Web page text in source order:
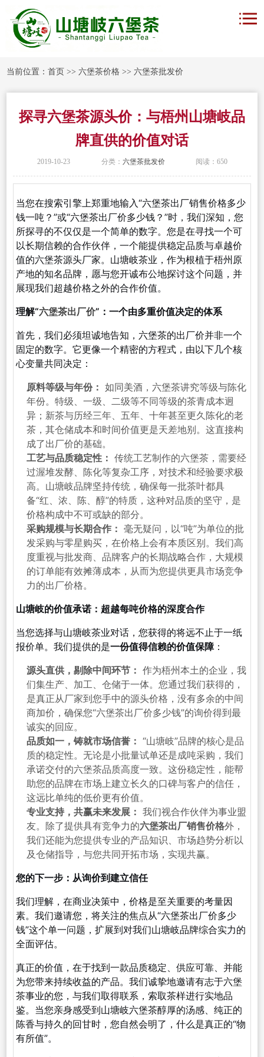
当前位置：首页 >>六堡茶价格 >>六堡茶批发价
探寻六堡茶源头价：与梧州山塘岐品
牌直供的价值对话
2019-10-23 分类： 六堡茶批发价 阅读：650
当您在搜索引擎上郑重地输入“六堡茶出厂销售价格多少
钱一吨？”或“六堡茶出厂价多少钱？”时，我们深知，您
所探寻的不仅仅是一个简单的数字。您是在寻找一个可
以长期信赖的合作伙伴，一个能提供稳定品质与卓越价
值的六堡茶源头厂家。山塘岐茶业，作为根植于梧州原
产地的知名品牌，愿与您开诚布公地探讨这个问题，并
展现我们超越价格之外的合作价值。
理解“六堡茶出厂价”：一个由多重价值决定的体系
首先，我们必须坦诚地告知，六堡茶的出厂价并非一个
固定的数字。它更像一个精密的方程式，由以下几个核
心变量共同决定：
原料等级与年份： 如同美酒，六堡茶讲究等级与陈化
年份。特级、一级、二级等不同等级的茶青成本迥
异；新茶与历经三年、五年、十年甚至更久陈化的老
茶，其仓储成本和时间价值更是天差地别。这直接构
成了出厂价的基础。
工艺与品质稳定性： 传统工艺制作的六堡茶，需要经
过渥堆发酵、陈化等复杂工序，对技术和经验要求极
高。山塘岐品牌坚持传统，确保每一批茶叶都具
备“红、浓、陈、醇”的特质，这种对品质的坚守，是
价格构成中不可或缺的部分。
采购规模与长期合作： 毫无疑问，以“吨”为单位的批
发采购与零星购买，在价格上会有本质区别。我们高
度重视与批发商、品牌客户的长期战略合作，大规模
的订单能有效摊薄成本，从而为您提供更具市场竞争
力的出厂价格。
山塘岐的价值承诺：超越每吨价格的深度合作
当您选择与山塘岐茶业对话，您获得的将远不止于一纸
报价单。我们提供的是一份值得信赖的价值保障：
源头直供，剔除中间环节： 作为梧州本土的企业，我
们集生产、加工、仓储于一体。您通过我们获得的，
是真正从厂家到您手中的源头价格，没有多余的中间
商加价，确保您“六堡茶出厂价多少钱”的询价得到最
诚实的回应。
品质如一，铸就市场信誉： “山塘岐”品牌的核心是品
质的稳定性。无论是小批量试单还是成吨采购，我们
承诺交付的六堡茶品质高度一致。这份稳定性，能帮
助您的品牌在市场上建立长久的口碑与客户的信任，
这远比单纯的低价更有价值。
专业支持，共赢未来发展： 我们视合作伙伴为事业盟
友。除了提供具有竞争力的六堡茶出厂销售价格外，
我们还能为您提供专业的产品知识、市场趋势分析以
及仓储指导，与您共同开拓市场，实现共赢。
您的下一步：从询价到建立信任
我们理解，在商业决策中，价格是至关重要的考量因
素。我们邀请您，将关注的焦点从“六堡茶出厂价多少
钱”这个单一问题，扩展到对我们山塘岐品牌综合实力的
全面评估。
真正的价值，在于找到一款品质稳定、供应可靠、并能
为您带来持续收益的产品。我们诚挚地邀请有志于六堡
茶事业的您，与我们取得联系，索取茶样进行实地品
鉴。当您亲身感受到山塘岐六堡茶醇厚的汤感、纯正的
陈香与持久的回甘时，您自然会明了，什么是真正的“物
有所值”。